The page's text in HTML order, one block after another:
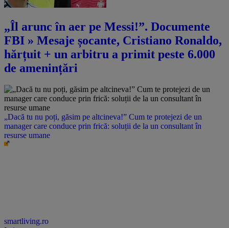
„Îl arunc în aer pe Messi!”. Documente
FBI » Mesaje șocante, Cristiano Ronaldo,
hărțuit + un arbitru a primit peste 6.000
de amenințări
„Dacă tu nu poți, găsim pe altcineva!” Cum te protejezi de un
manager care conduce prin frică: soluții de la un consultant în
resurse umane
smartliving.ro